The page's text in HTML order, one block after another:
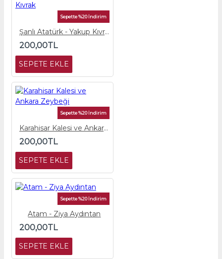
Sepette %20 İndirim
Şanlı Atatürk - Yakup Kıvrak
200,00TL
SEPETE EKLE
Sepette %20 İndirim
Karahisar Kalesi ve Ankara Zeybeği
200,00TL
SEPETE EKLE
Sepette %20 İndirim
Atam - Ziya Aydıntan
200,00TL
SEPETE EKLE